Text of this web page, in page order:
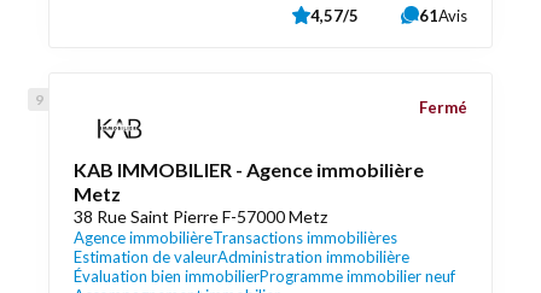
4,57/5 61Avis
KAB IMMOBILIER - Agence immobilière
Metz
38 Rue Saint Pierre F-57000 Metz
Agence immobilièreTransactions immobilières
Estimation de valeurAdministration immobilière
Évaluation bien immobilierProgramme immobilier neuf
Fermé